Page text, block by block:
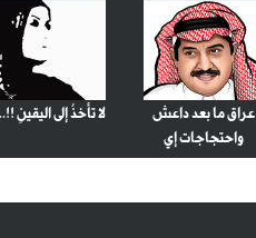
عراق ما بعد داعش
واحتجاجات إي
لا تأخذُ إلى اليقينِ !!..